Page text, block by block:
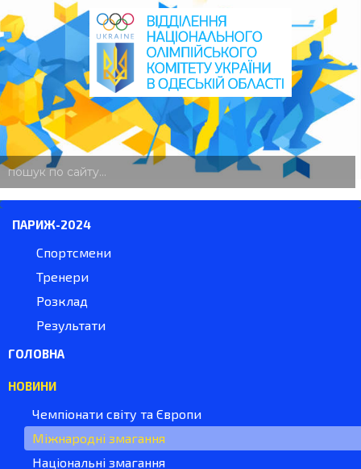
пошук
по
ПАРИЖ-2024
Спортсмени
Тренери
Розклад
Результати
ГОЛОВНА
НОВИНИ
Чемпіонати світу та Європи
Міжнародні змагання
Національні змагання